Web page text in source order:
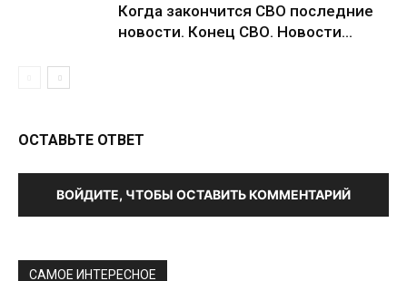
Когда закончится СВО последние
новости. Конец СВО. Новости...
ОСТАВЬТЕ ОТВЕТ
ВОЙДИТЕ, ЧТОБЫ ОСТАВИТЬ КОММЕНТАРИЙ
САМОЕ ИНТЕРЕСНОЕ